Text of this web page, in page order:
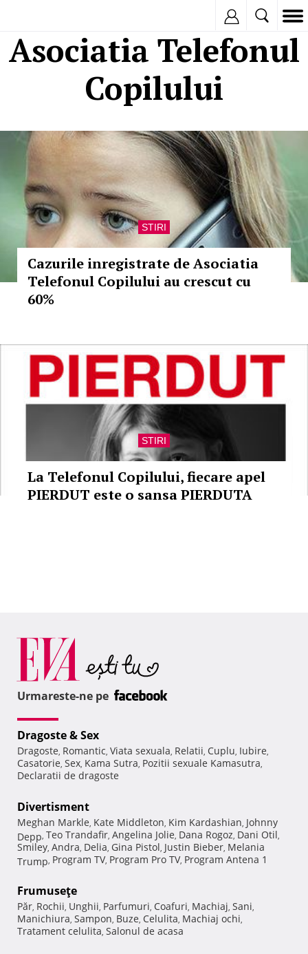
Asociatia Telefonul
Copilului
STIRI
Cazurile inregistrate de Asociatia
Telefonul Copilului au crescut cu
60%
STIRI
La Telefonul Copilului, fiecare apel
PIERDUT este o sansa PIERDUTA
Urmareste-ne pe
Dragoste & Sex
Dragoste, Romantic, Viata sexuala, Relatii, Cuplu, Iubire,
Casatorie, Sex, Kama Sutra, Pozitii sexuale Kamasutra,
Declaratii de dragoste
Divertisment
Meghan Markle, Kate Middleton, Kim Kardashian, Johnny
Depp, Teo Trandafir, Angelina Jolie, Dana Rogoz, Dani Otil,
Smiley, Andra, Delia, Gina Pistol, Justin Bieber, Melania
Trump, Program TV, Program Pro TV, Program Antena 1
Frumuseţe
Păr, Rochii, Unghii, Parfumuri, Coafuri, Machiaj, Sani,
Manichiura, Sampon, Buze, Celulita, Machiaj ochi,
Tratament celulita, Salonul de acasa